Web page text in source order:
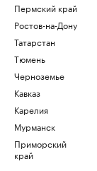
Пермский край
Ростов-на-Дону
Татарстан
Тюмень
Черноземье
Кавказ
Карелия
Мурманск
Приморский
край